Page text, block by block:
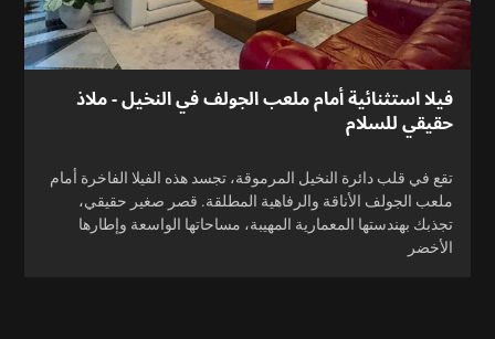
فيلا استثنائية أمام ملعب الجولف في النخيل - ملاذ
حقيقي للسلام
تقع في قلب دائرة النخيل المرموقة، تجسد هذه الفيلا الفاخرة أمام
ملعب الجولف الأناقة والرفاهية المطلقة. قصر صغير حقيقي،
تجذبك بهندستها المعمارية المهيبة، مساحاتها الواسعة وإطارها
الأخضر